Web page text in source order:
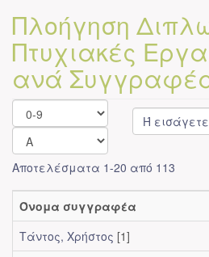
Πλοήγηση
Πτυχιακές
ανά
Αποτελέσματα 1-20 από 113
Όνομα συγγραφέα
Τάντος, Χρήστος [1]